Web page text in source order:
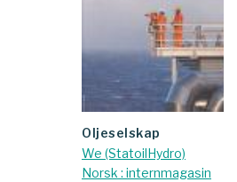
oljeselskap
We (StatoilHydro)
Norsk : internmagasin